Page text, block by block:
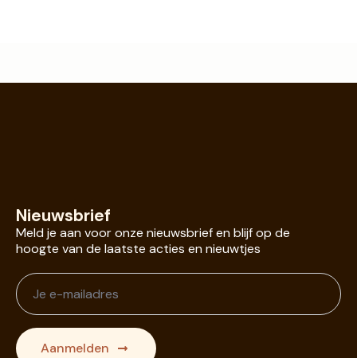
Nieuwsbrief
Meld je aan voor onze nieuwsbrief en blijf op de
hoogte van de laatste acties en nieuwtjes
Je
e-
mailadres
*
Aanmelden